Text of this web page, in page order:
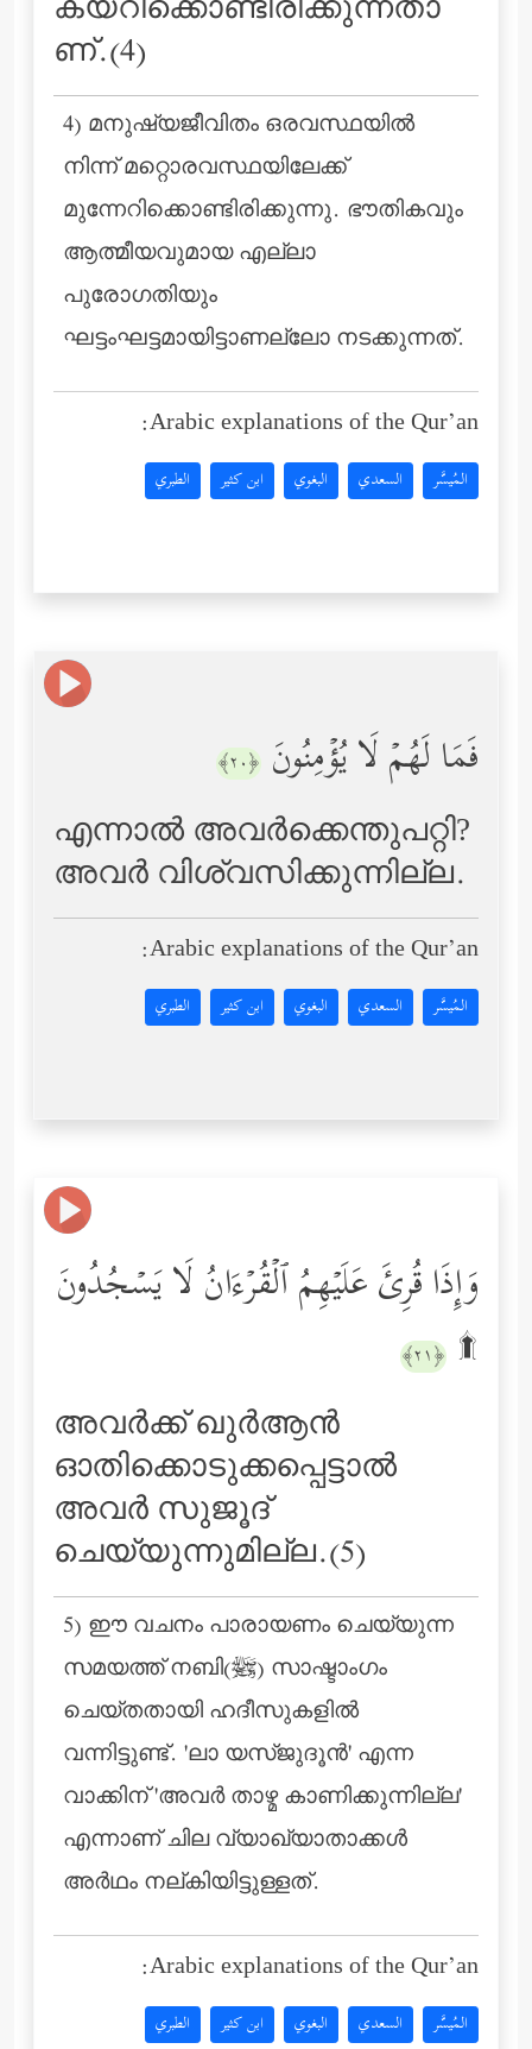
കയറിക്കൊണ്ടിരിക്കുന്നതാ
ണ്‌.(4)
4) മനുഷ്യജീവിതം ഒരവസ്ഥയില്‍
നിന്ന് മറ്റൊരവസ്ഥയിലേക്ക്
മുന്നേറിക്കൊണ്ടിരിക്കുന്നു. ഭൗതികവും
ആത്മീയവുമായ എല്ലാ
പുരോഗതിയും
ഘട്ടംഘട്ടമായിട്ടാണല്ലോ നടക്കുന്നത്.
Arabic explanations of the Qur’an:
المُيسَّر السعدي البغوي ابن كثير الطبري
فَمَا لَهُمۡ لَا یُؤۡمِنُونَ ﴿٢٠﴾
എന്നാല്‍ അവര്‍ക്കെന്തുപറ്റി?
അവര്‍ വിശ്വസിക്കുന്നില്ല.
Arabic explanations of the Qur’an:
المُيسَّر السعدي البغوي ابن كثير الطبري
وَإِذَا قُرِئَ عَلَیۡهِمُ ٱلۡقُرۡءَانُ لَا یَسۡجُدُونَ
۩ ﴿٢١﴾
അവര്‍ക്ക് ഖുര്‍ആന്‍
ഓതിക്കൊടുക്കപ്പെട്ടാല്‍
അവര്‍ സുജൂദ്
ചെയ്യുന്നുമില്ല.(5)
5) ഈ വചനം പാരായണം ചെയ്യുന്ന
സമയത്ത് നബി(ﷺ) സാഷ്ടാംഗം
ചെയ്തതായി ഹദീസുകളില്‍
വന്നിട്ടുണ്ട്. 'ലാ യസ്ജുദൂന്‍' എന്ന
വാക്കിന് 'അവര്‍ താഴ്മ കാണിക്കുന്നില്ല'
എന്നാണ് ചില വ്യാഖ്യാതാക്കള്‍
അര്‍ഥം നല്കിയിട്ടുള്ളത്.
Arabic explanations of the Qur’an:
المُيسَّر السعدي البغوي ابن كثير الطبري